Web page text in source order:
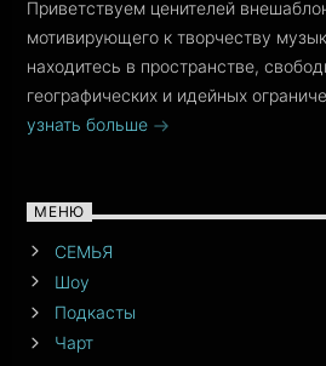
Приветствуем ценителей
мотивирующего к творчеству
находитесь в пространстве,
географических и идейных
узнать больше
МЕНЮ
СЕМЬЯ
Шоу
Подкасты
Чарт